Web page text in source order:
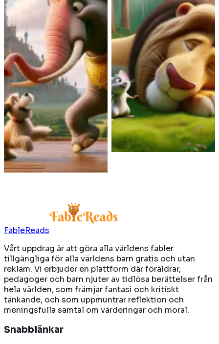
Traditional |India
Elefanten och hunden
En kungs elefant och en
hund blir vänner, skiljs åt,
men återförenas av
kungen och lever lyckliga
tillsammans.
Läs mer
Aesop |Greece
Lejonet och musen
Ett lejon skonar en liten
mus, som senare räddar
lejonet ur en fälla.
Läs mer
FableReads
Vårt uppdrag är att göra alla världens fabler
tillgängliga för alla världens barn gratis och utan
reklam. Vi erbjuder en plattform där föräldrar,
pedagoger och barn njuter av tidlösa berättelser från
hela världen, som främjar fantasi och kritiskt
tänkande, och som uppmuntrar reflektion och
meningsfulla samtal om värderingar och moral.
Snabblänkar